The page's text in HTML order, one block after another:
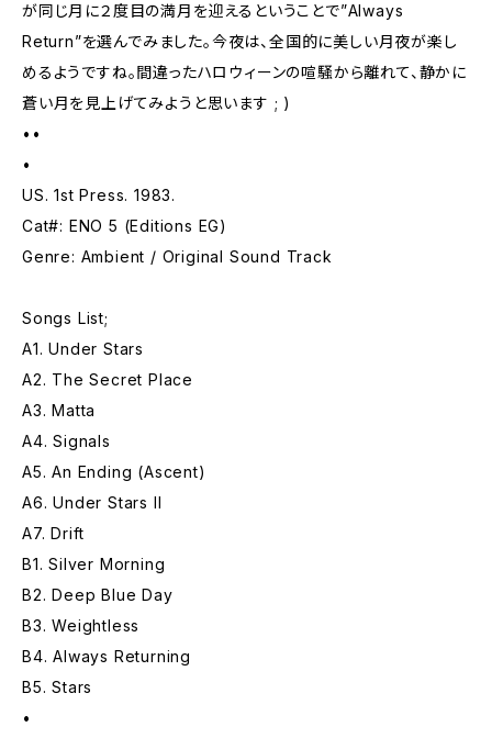
が同じ月に２度目の満月を迎えるということで”Always
Return”を選んでみました。今夜は、全国的に美しい月夜が楽し
めるようですね。間違ったハロウィーンの喧騒から離れて、静かに
蒼い月を見上げてみようと思います ; )
••
•
US. 1st Press. 1983.
Cat#: ENO 5 (Editions EG)
Genre: Ambient / Original Sound Track
Songs List;
A1. Under Stars
A2. The Secret Place
A3. Matta
A4. Signals
A5. An Ending (Ascent)
A6. Under Stars II
A7. Drift
B1. Silver Morning
B2. Deep Blue Day
B3. Weightless
B4. Always Returning
B5. Stars
•